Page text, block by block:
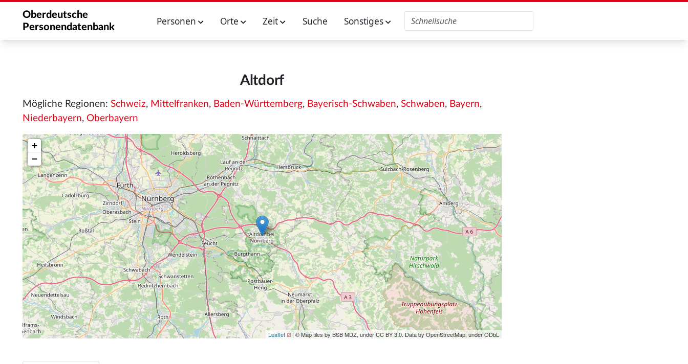
Oberdeutsche
Personendatenbank
Personen Orte Zeit Suche Sonstiges
Altdorf
Mögliche Regionen: Schweiz, Mittelfranken, Baden-Württemberg, Bayerisch-Schwaben, Schwaben, Bayern,
Niederbayern, Oberbayern
+
−
Leaflet | © Map tiles by BSB MDZ, under CC BY 3.0. Data by OpenStreetMap, under ODbL